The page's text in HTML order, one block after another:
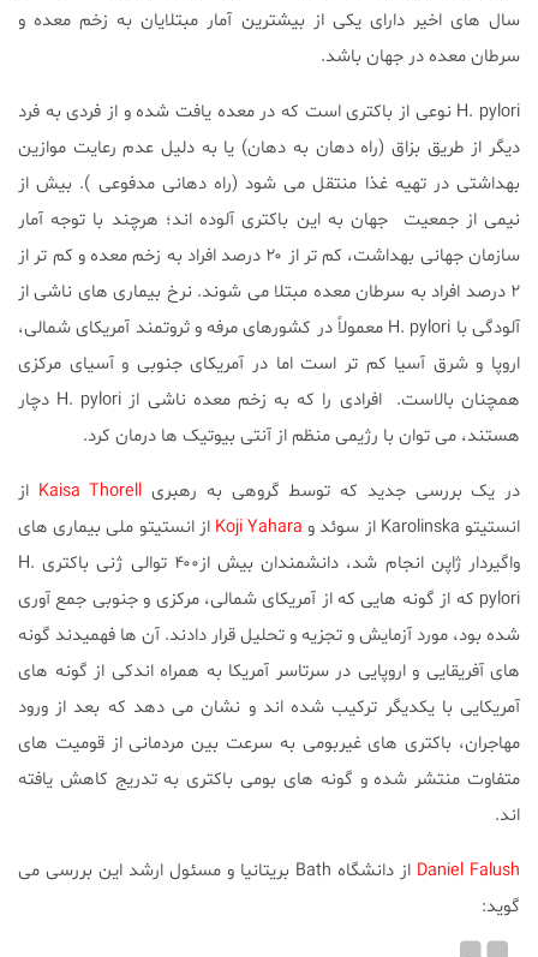
سال های اخیر دارای یکی از بیشترین آمار مبتلایان به زخم معده و
سرطان معده در جهان باشد.
H. pylori نوعی از باکتری است که در معده یافت شده و از فردی به فرد
دیگر از طریق بزاق (راه دهان به دهان) یا به دلیل عدم رعایت موازین
بهداشتی در تهیه غذا منتقل می شود (راه دهانی مدفوعی ). بیش از
نیمی از جمعیت جهان به این باکتری آلوده اند؛ هرچند با توجه آمار
سازمان جهانی بهداشت، کم تر از ۲۰ درصد افراد به زخم معده و کم تر از
۲ درصد افراد به سرطان معده مبتلا می شوند. نرخ بیماری های ناشی از
آلودگی با H. pylori معمولاً در کشورهای مرفه و ثروتمند آمریکای شمالی،
اروپا و شرق آسیا کم تر است اما در آمریکای جنوبی و آسیای مرکزی
همچنان بالاست. افرادی را که به زخم معده ناشی از H. pylori دچار
هستند، می توان با رژیمی منظم از آنتی بیوتیک ها درمان کرد.
در یک بررسی جدید که توسط گروهی به رهبری Kaisa Thorell از
انستیتو Karolinska از سوئد و
Koji Yahara از انستیتو ملی بیماری های
واگیردار ژاپن انجام شد، دانشمندان بیش از۴۰۰ توالی ژنی باکتری H.
pylori که از گونه هایی که از آمریکای شمالی، مرکزی و جنوبی جمع آوری
شده بود، مورد آزمایش و تجزیه و تحلیل قرار دادند. آن ها فهمیدند گونه
های آفریقایی و اروپایی در سرتاسر آمریکا به همراه اندکی از گونه های
آمریکایی با یکدیگر ترکیب شده اند و نشان می دهد که بعد از ورود
مهاجران، باکتری های غیربومی به سرعت بین مردمانی از قومیت های
متفاوت منتشر شده و گونه های بومی باکتری به تدریج کاهش یافته
اند.
Daniel Falush
از دانشگاه Bath بریتانیا و مسئول ارشد این بررسی می
گوید: